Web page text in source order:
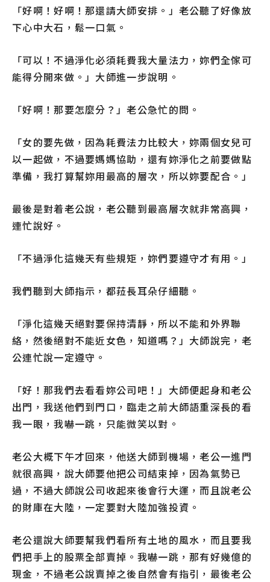
「好啊！好啊！那還請大師安排。」老公聽了好像放
下心中大石，鬆一口氣。
「可以！不過淨化必須耗費我大量法力，妳們全傢可
能得分開來做。」大師進一步說明。
「好啊！那要怎麼分？」老公急忙的問。
「女的要先做，因為耗費法力比較大，妳兩個女兒可
以一起做，不過要媽媽協助，還有妳淨化之前要做點
準備，我打算幫妳用最高的層次，所以妳要配合。」
最後是對着老公說，老公聽到最高層次就非常高興，
連忙說好。
「不過淨化這幾天有些規矩，妳們要遵守才有用。」
我們聽到大師指示，都菈長耳朵仔細聽。
「淨化這幾天絕對要保持清靜，所以不能和外界聯
絡，然後絕對不能近女色，知道嗎？」大師說完，老
公連忙說一定遵守。
「好！那我們去看看妳公司吧！」大師便起身和老公
出門，我送他們到門口，臨走之前大師語重深長的看
我一眼，我嚇一跳，只能微笑以對。
老公大概下午才回來，他送大師到機場，老公一進門
就很高興，說大師要他把公司結束掉，因為氣勢已
過，不過大師說公司收起來後會行大運，而且說老公
的財庫在大陸，一定要對大陸加強投資。
老公還說大師要幫我們看所有土地的風水，而且要我
們把手上的股票全部賣掉。我嚇一跳，那有好幾億的
現金，不過老公說賣掉之後自然會有指引，最後老公